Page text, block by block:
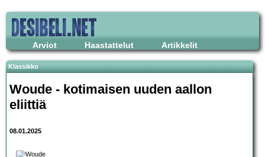
Arviot Haastattelut Artikkelit
Klassikko
Woude - kotimaisen uuden aallon
eliittiä
08.01.2025